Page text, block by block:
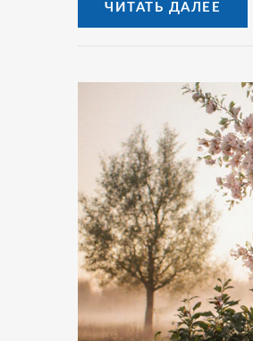
ЧИТАТЬ ДАЛЕЕ